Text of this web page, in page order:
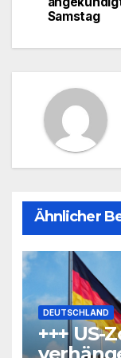
Samstag
Ähnlicher
DEUTSCHLAND
+++ US-